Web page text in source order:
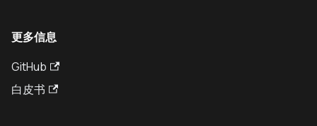
更多信息
GitHub
白皮书